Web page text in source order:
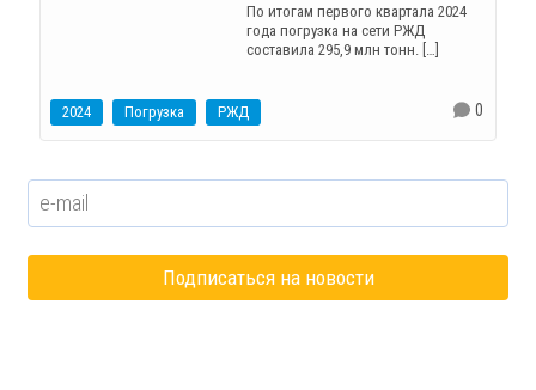
По итогам первого квартала 2024
года погрузка на сети РЖД
составила 295,9 млн тонн. […]
2024 Погрузка РЖД 0